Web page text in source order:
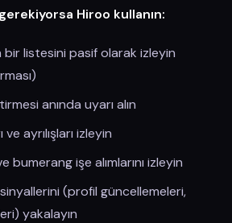
Hiroo kullanın:
bir listesini pasif olarak izleyin
anında uyarı alın
ve ayrılışları izleyin
bumerang işe alımlarını izleyin
(profil güncellemeleri,
yakalayın